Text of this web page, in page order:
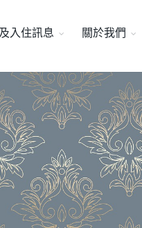
入住訊息 關於我們